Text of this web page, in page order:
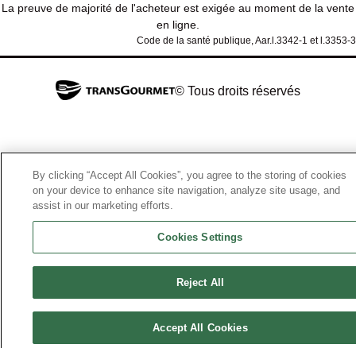
La preuve de majorité de l'acheteur est exigée au moment de la vente
en ligne.
Code de la santé publique, Aar.l.3342-1 et l.3353-3
© Tous droits réservés
By clicking “Accept All Cookies”, you agree to the storing of cookies
on your device to enhance site navigation, analyze site usage, and
assist in our marketing efforts.
Cookies Settings
Reject All
Accept All Cookies